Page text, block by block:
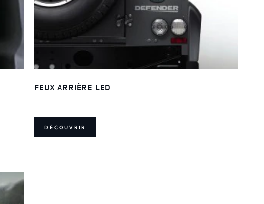
FEUX ARRIÈRE LED
DÉCOUVRIR